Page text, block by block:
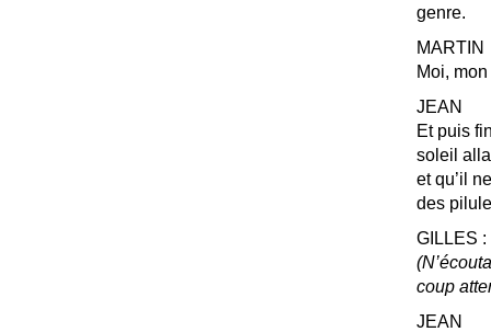
genre.
MARTIN
Moi,
JEAN
Et puis
soleil
et qu’il
des
GILLES :
coup
JEAN